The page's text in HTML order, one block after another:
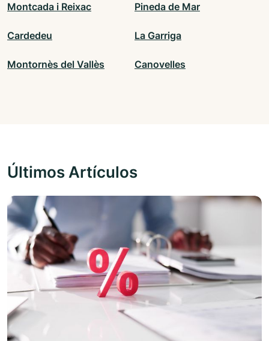
Montcada i Reixac Pineda de Mar
Cardedeu La Garriga
Montornès del Vallès Canovelles
Últimos Artículos